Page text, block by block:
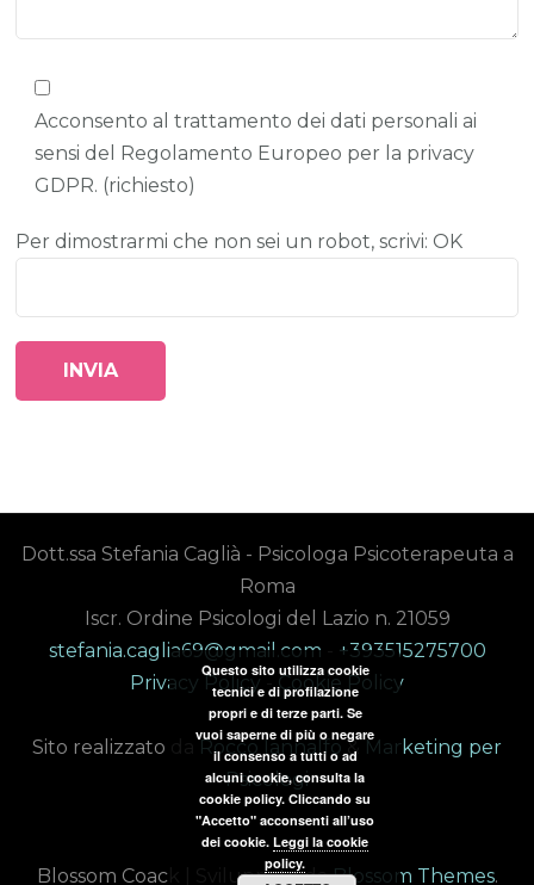
Acconsento al trattamento dei dati personali ai
sensi del Regolamento Europeo per la privacy
GDPR. (richiesto)
Per dimostrarmi che non sei un robot, scrivi: OK
Dott.ssa Stefania Caglià - Psicologa Psicoterapeuta a
Roma
Iscr. Ordine Psicologi del Lazio n. 21059
stefania.caglia69@gmail.com
+393515275700
Privacy Policy -Cookie Policy
Sito realizzato da Rocco Iannalfo & Marketing per
Psicologi
Blossom Coack | Sviluppato daBlossom Themes.
Questo sito utilizza cookie
tecnici e di profilazione
propri e di terze parti. Se
vuoi saperne di più o negare
il consenso a tutti o ad
alcuni cookie, consulta la
cookie policy. Cliccando su
"Accetto" acconsenti all’uso
dei cookie. Leggi la cookie
policy.